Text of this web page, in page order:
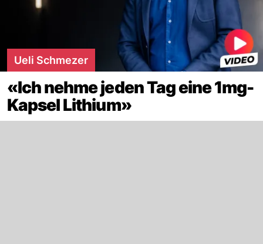
Ueli Schmezer
«Ich nehme jeden Tag eine 1mg-
Kapsel Lithium»